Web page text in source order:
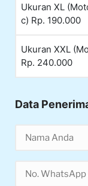
Ukuran XL
c) Rp. 190.000
Ukuran XXL
Rp. 240.000
Data